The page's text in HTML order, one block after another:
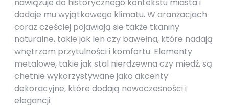
dodaje mu wyjątkowego klimatu. W aranżacjach
coraz częściej pojawiają się także tkaniny
naturalne, takie jak len czy bawełna, które nadają
wnętrzom przytulności i komfortu. Elementy
metalowe, takie jak stal nierdzewna czy miedź, są
chętnie wykorzystywane jako akcenty
dekoracyjne, które dodają nowoczesności i
elegancji.